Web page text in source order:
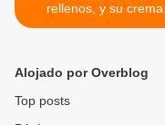
rellenos, y su crema.
Alojado por Overblog
Top posts